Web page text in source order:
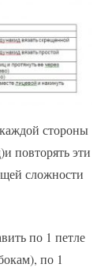
стороны
повторять эти
сложности
по 1 петле
по 1